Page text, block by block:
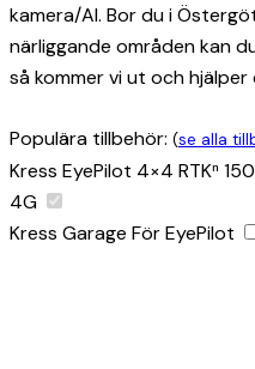
kamera/AI. Bor du i
närliggande områden kan
så kommer vi ut och hjälper
Populära tillbehör: (se alla
Kress EyePilot 4×4 RTKⁿ
4G
Kress Garage För EyePilot